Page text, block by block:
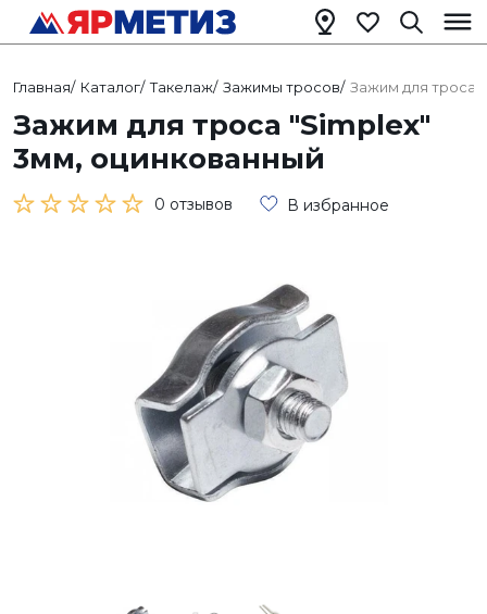
Главная/ Каталог/ Такелаж/ Зажимы тросов/ Зажим для троса
Зажим для троса "Simplex"
3мм, оцинкованный
0 отзывов В избранное